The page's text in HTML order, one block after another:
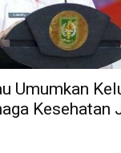
Umumkan
Kesehatan